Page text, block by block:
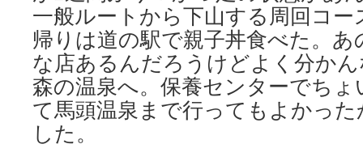
一般ルートから下山する周回コ
帰りは道の駅で親子丼食べた。
な店あるんだろうけどよく分か
森の温泉へ。保養センターでち
て馬頭温泉まで行ってもよかっ
した。